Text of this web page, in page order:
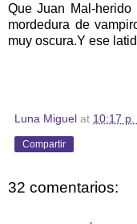
Que Juan Mal-herido
mordedura de
muy oscura.Y ese
Luna Miguel at 10:17 p.
Compartir
32 comentarios: